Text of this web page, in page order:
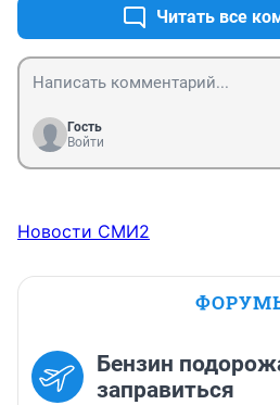
депозитов в новостройки,
Только барыгам, торгашам,
бандюкам будет хорошо от
кредитов наберут, отдавать не
рассчитаются за всё...
Читать все
Гость
Войти
Новости СМИ2
Бензин
заправиться